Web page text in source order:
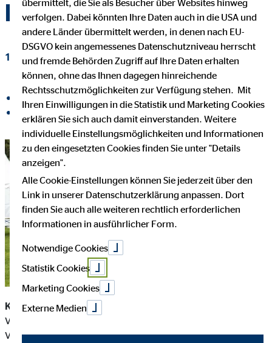
Kunterbunt!
19. November 2018|OVB Hilfswerk
auf Facebook teilen
auf LinkedIn teilen
Köln, 19.11.2018.
- Auch in diesem Jahr ging ein Team mit
Vertretern der OVB Holding AG und der OVB
Vermögensberatung AG – sowie erstmalig der Kölner
übermittelt, die Sie als Besucher über Websites hinweg
verfolgen. Dabei könnten Ihre Daten auch in die USA und
andere Länder übermittelt werden, in denen nach EU-
DSGVO kein angemessenes Datenschutzniveau herrscht
und fremde Behörden Zugriff auf Ihre Daten erhalten
können, ohne das Ihnen dagegen hinreichende
Rechtsschutzmöglichkeiten zur Verfügung stehen. Mit
Ihren Einwilligungen in die Statistik und Marketing Cookies
erklären Sie sich auch damit einverstanden. Weitere
individuelle Einstellungsmöglichkeiten und Informationen
zu den eingesetzten Cookies finden Sie unter "Details
anzeigen".
Alle Cookie-Einstellungen können Sie jederzeit über den
Link in unserer Datenschutzerklärung anpassen. Dort
finden Sie auch alle weiteren rechtlich erforderlichen
Informationen in ausführlicher Form.
Notwendige Cookies
Statistik Cookies
Marketing Cookies
Externe Medien